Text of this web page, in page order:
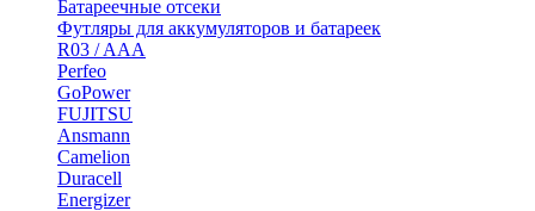
Батареечные отсеки
Футляры для аккумуляторов и батареек
R03 / AAA
Perfeo
GoPower
FUJITSU
Ansmann
Camelion
Duracell
Energizer